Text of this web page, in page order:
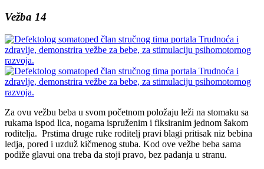
Vežba 14
Za ovu vežbu beba u svom početnom položaju leži na stomaku sa
rukama ispod lica, nogama ispruženim i fiksiranim jednom šakom
roditelja. Prstima druge ruke roditelj pravi blagi pritisak niz bebina
ledja, pored i uzduž kičmenog stuba. Kod ove vežbe beba sama
podiže glavui ona treba da stoji pravo, bez padanja u stranu.